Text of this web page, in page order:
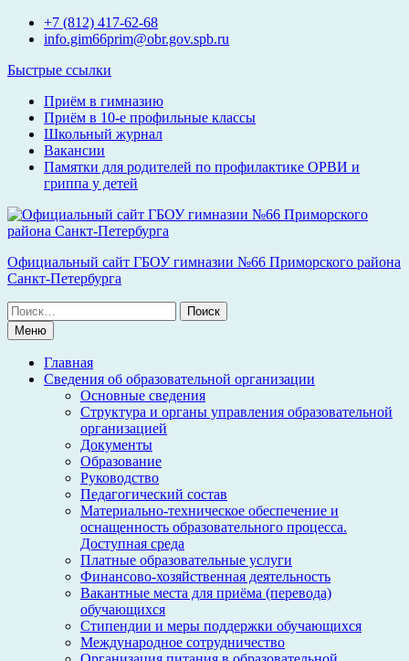
Перейти+7 (812) 417-62-68
info.gim66prim@obr.gov.spb.ru
Быстрые ссылки
Приём в гимназию
Приём в 10-е профильные классы
Школьный журнал
Вакансии
Памятки для родителей по профилактике ОРВИ и
гриппа у детей
Официальный сайт ГБОУ гимназии №66 Приморского района
Санкт-Петербурга
Поиск
по:Меню
Главная
Сведения об образовательной организации
Основные сведения
Структура и органы управления образовательной
организацией
Документы
Образование
Руководство
Педагогический состав
Материально-техническое обеспечение и
оснащенность образовательного процесса.
Доступная среда
Платные образовательные услуги
Финансово-хозяйственная деятельность
Вакантные места для приёма (перевода)
обучающихся
Стипендии и меры поддержки обучающихся
Международное сотрудничество